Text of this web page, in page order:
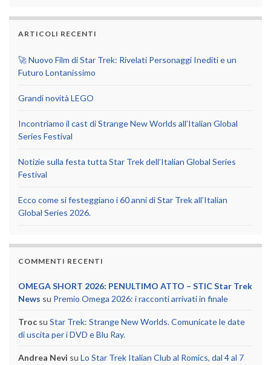
ARTICOLI RECENTI
🚀 Nuovo Film di Star Trek: Rivelati Personaggi Inediti e un
Futuro Lontanissimo
Grandi novità LEGO
Incontriamo il cast di Strange New Worlds all’Italian Global
Series Festival
Notizie sulla festa tutta Star Trek dell’Italian Global Series
Festival
Ecco come si festeggiano i 60 anni di Star Trek all’Italian
Global Series 2026.
COMMENTI RECENTI
OMEGA SHORT 2026: PENULTIMO ATTO – STIC Star Trek
News su Premio Omega 2026: i racconti arrivati in finale
Troc su Star Trek: Strange New Worlds. Comunicate le date
di uscita per i DVD e Blu Ray.
Andrea Nevi su Lo Star Trek Italian Club al Romics, dal 4 al 7